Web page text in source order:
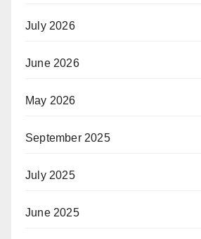
July 2026
June 2026
May 2026
September 2025
July 2025
June 2025